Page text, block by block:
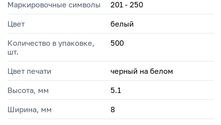
Маркировочные символы 201 - 250
Цвет белый
Количество в упаковке,
шт.
500
Цвет печати черный на белом
Высота, мм 5.1
Ширина, мм 8